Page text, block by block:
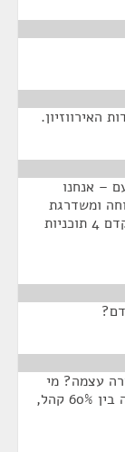
– אנחנו
ומשדרגת
את התחרות עצמה, את ההליך כולו, ויקדמו לקדם 4 תוכניות
עצמה? מי
יבחר מתוך מספר האומנים שנבחרו? יש חלוקה בין 60% קהל,